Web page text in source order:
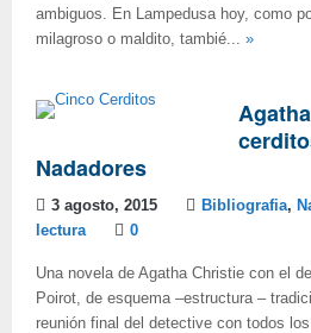
ambiguos. En Lampedusa hoy, como
milagroso o maldito, tambié... »
Nadadores
3 agosto, 2015 Bibliografia,
lectura
0
Una novela de Agatha Christie con el
Poirot, de esquema –estructura –
reunión final del detective con todos